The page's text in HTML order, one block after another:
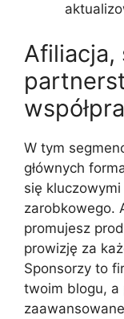
Afiliacja,
W tym
głównych
się
zarobkowego.
promujesz
prowizję za
Sponsorzy to
twoim blogu,